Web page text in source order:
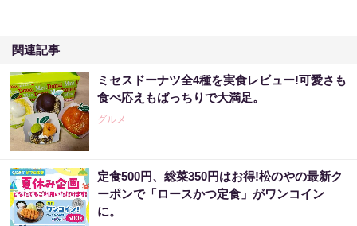
関連記事
ミセスドーナツ全4種を実食レビュー!可愛さも
食べ応えもばっちりで大満足。
グルメ
定食500円、総菜350円はお得!松のやの最新ク
ーポンで「ロースかつ定食」がワンコイン
に。